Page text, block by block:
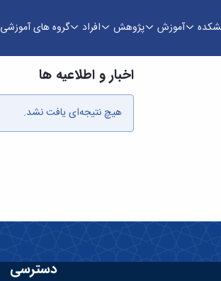
آموزش پژوهش افراد گروه های آموزشی
اخبار و اطلاعیه ها
هیچ نتیجه‌ای یافت نشد.
دسترسی